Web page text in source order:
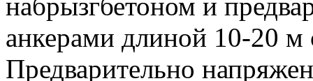
анкерами длиной 10-20
Предварительно